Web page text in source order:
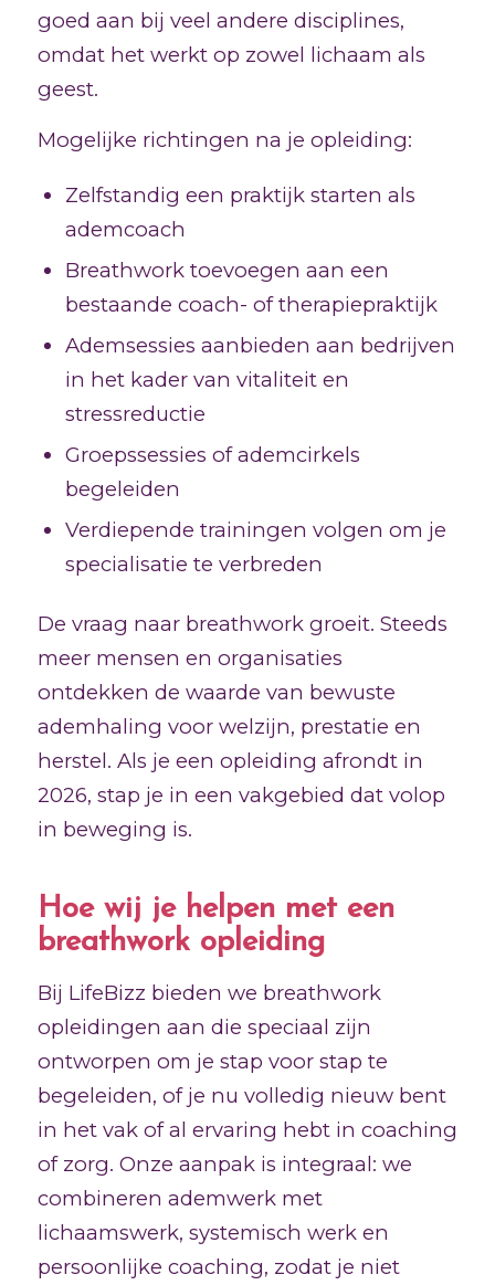
goed aan bij veel andere disciplines,
omdat het werkt op zowel lichaam als
geest.
Mogelijke richtingen na je opleiding:
Zelfstandig een praktijk starten als
ademcoach
Breathwork toevoegen aan een
bestaande coach- of therapiepraktijk
Ademsessies aanbieden aan bedrijven
in het kader van vitaliteit en
stressreductie
Groepssessies of ademcirkels
begeleiden
Verdiepende trainingen volgen om je
specialisatie te verbreden
De vraag naar breathwork groeit. Steeds
meer mensen en organisaties
ontdekken de waarde van bewuste
ademhaling voor welzijn, prestatie en
herstel. Als je een opleiding afrondt in
2026, stap je in een vakgebied dat volop
in beweging is.
Hoe wij je helpen met een
breathwork opleiding
Bij LifeBizz bieden we breathwork
opleidingen aan die speciaal zijn
ontworpen om je stap voor stap te
begeleiden, of je nu volledig nieuw bent
in het vak of al ervaring hebt in coaching
of zorg. Onze aanpak is integraal: we
combineren ademwerk met
lichaamswerk, systemisch werk en
persoonlijke coaching, zodat je niet